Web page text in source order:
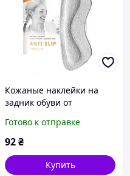
Кожаные наклейки на
задник обуви от
Готово к отправке
92₴
Купить